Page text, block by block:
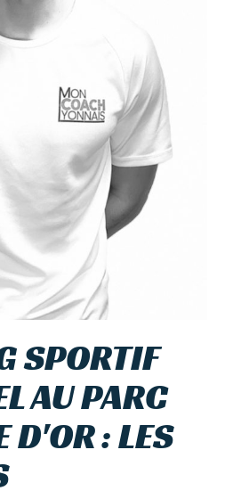
SPORTIF
AU PARC
D'OR : LES